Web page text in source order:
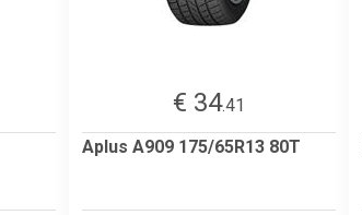
€ 34.41
Aplus A909 175/65R13 80T